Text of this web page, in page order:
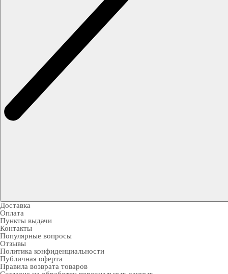
Доставка
Оплата
Пункты выдачи
Контакты
Популярные вопросы
Отзывы
Политика конфиденциальности
Публичная оферта
Правила возврата товаров